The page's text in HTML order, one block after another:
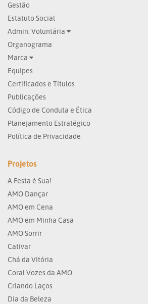
Gestão
Estatuto Social
Admin. Voluntária
Organograma
Marca
Equipes
Certificados e Títulos
Publicações
Código de Conduta e Ética
Planejamento Estratégico
Política de Privacidade
Projetos
A Festa é Sua!
AMO Dançar
AMO em Cena
AMO em Minha Casa
AMO Sorrir
Cativar
Chá da Vitória
Coral Vozes da AMO
Criando Laços
Dia da Beleza